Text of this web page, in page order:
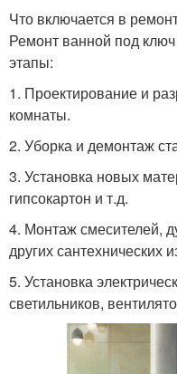
Что включается в
Ремонт ванной под
этапы:
1. Проектирование и
комнаты.
2. Уборка и демонтаж
3. Установка новых
гипсокартон и т.д.
4. Монтаж смесителей,
других сантехнических
5. Установка
светильников,